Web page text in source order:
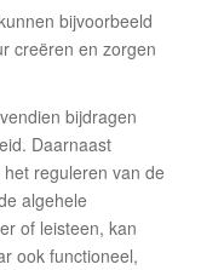
bijvoorbeeld
creëren en zorgen
bijdragen
Daarnaast
reguleren van de
algehele
of leisteen, kan
ook functioneel,